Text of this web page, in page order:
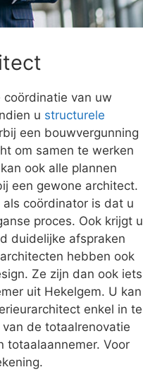
van uw
u structurele
een bouwvergunning
om samen te werken
ook alle plannen
een gewone architect.
coördinator is dat u
proces. Ook krijgt u
duidelijke afspraken
hebben ook
Ze zijn dan ook iets
uit Hekelgem. U kan
enkel in te
de totaalrenovatie
totaalaannemer. Voor